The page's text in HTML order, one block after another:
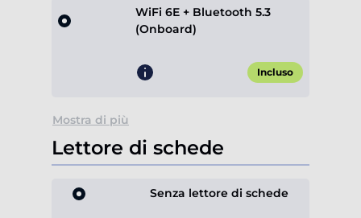
WiFi 6E + Bluetooth 5.3
(Onboard)
Incluso
Mostra di più
Lettore di schede
Senza lettore di schede